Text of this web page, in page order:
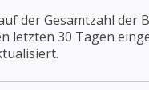
der Gesamtzahl der
letzten 30 Tagen